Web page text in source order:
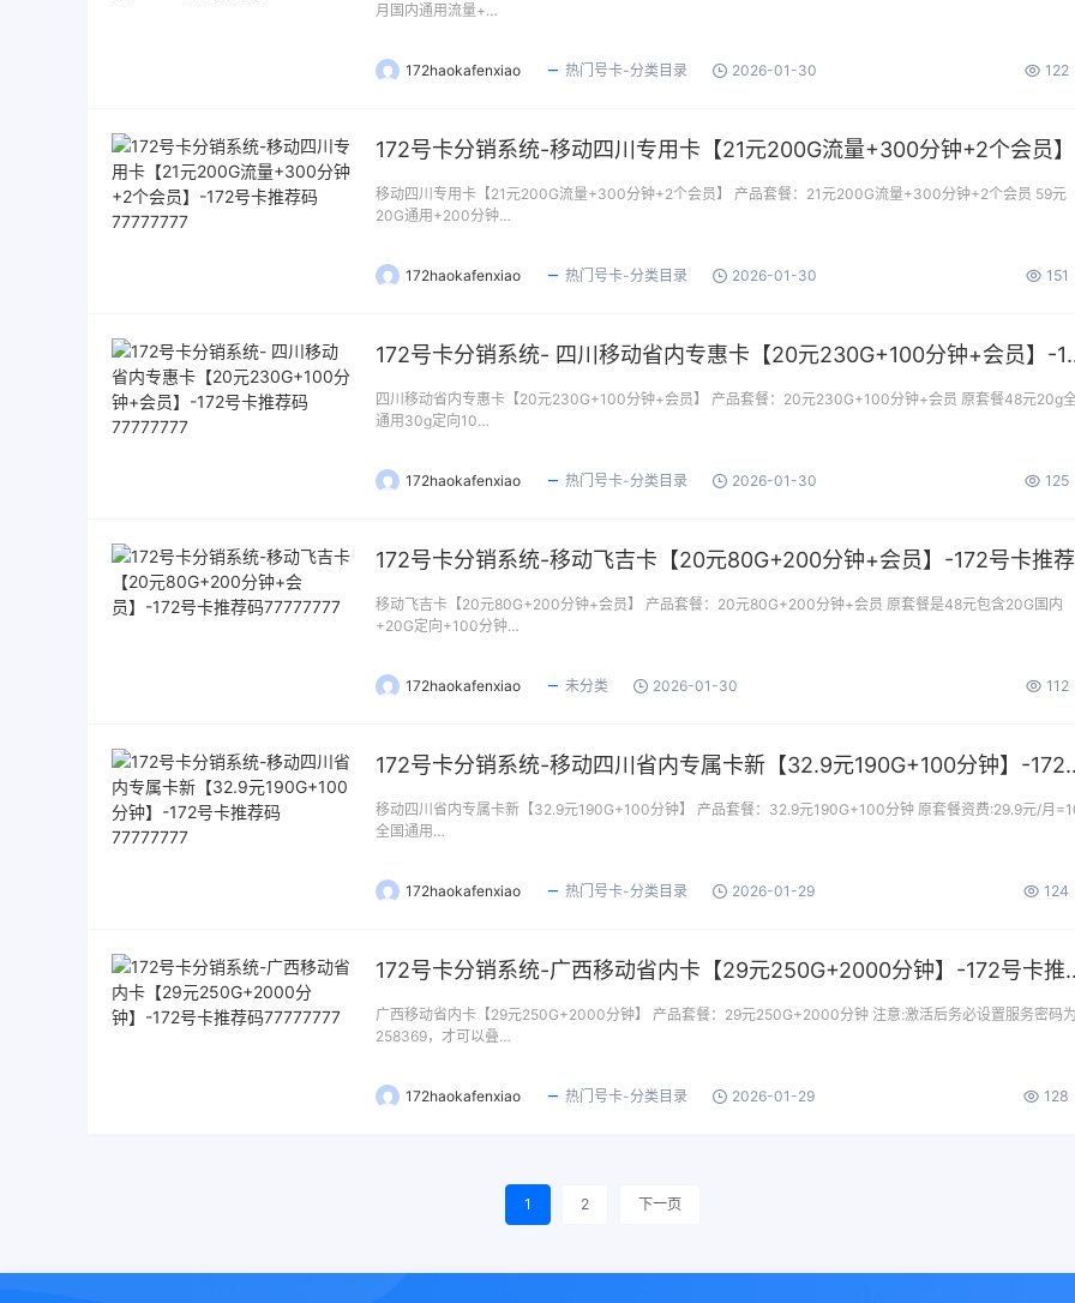
月国内通用流量+…
172haokafenxiao 热门号卡-分类目录 2026-01-30 122
移动四川专用卡【21元200G流量+300分钟+2个会员】 产品套餐：21元200G流量+300分钟+2个会员 59元
20G通用+200分钟…
172haokafenxiao 热门号卡-分类目录 2026-01-30 151
172号卡分销系统- 四川
四川移动省内专惠卡【20元230G+100分钟+会员】 产品套餐：20元230G+100分钟+会员 原套餐48元20g
通用30g定向10…
172haokafenxiao 热门号卡-分类目录 2026-01-30 125
移动飞吉卡【20元80G+200分钟+会员】 产品套餐：20元80G+200分钟+会员 原套餐是48元包含20G国内
+20G定向+100分钟…
172haokafenxiao 未分类 2026-01-30 112
172号卡分销系统-移动四川
移动四川省内专属卡新【32.9元190G+100分钟】 产品套餐：32.9元190G+100分钟 原套餐资费:29.9元/月
全国通用…
172haokafenxiao 热门号卡-分类目录 2026-01-29 124
172号卡分销系统-广西移
广西移动省内卡【29元250G+2000分钟】 产品套餐：29元250G+2000分钟 注意:激活后务必设置服务密码为
258369，才可以叠…
172haokafenxiao 热门号卡-分类目录 2026-01-29 128
1 2 下一页